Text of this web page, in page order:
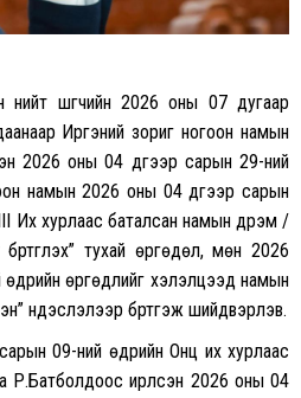
нийт шүүгчийн 2026 оны 07 дугаар
Иргэний зориг ногоон намын
2026 оны 04 дүгээр сарын 29-ний
намын 2026 оны 04 дүгээр сарын
Их хурлаас баталсан намын дүрэм /
тухай өргөдөл, мөн 2026
өргөдлийг хэлэлцээд намын
үндэслэлээр бүртгэж шийдвэрлэв.
09-ний өдрийн Онц их хурлаас
Р.Батболдоос ирүүлсэн 2026 оны 04